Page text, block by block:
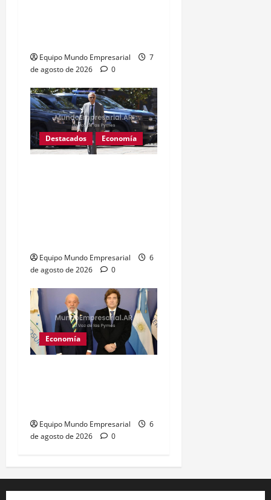
Equipo Mundo Empresarial
7
de agosto de 2026
0
Destacados Economía
Equipo Mundo Empresarial
6
de agosto de 2026
0
Economía
Equipo Mundo Empresarial
6
de agosto de 2026
0